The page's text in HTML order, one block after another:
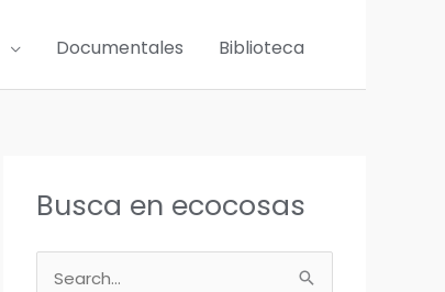
Documentales Biblioteca
Busca en ecocosas